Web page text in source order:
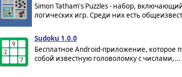
Simon Tatham's Puzzles - набор,
логических игр. Среди них есть
Sudoku 1.0.0
Бесплатное Android-приложение, которое
собой известную головоломку с числами,...